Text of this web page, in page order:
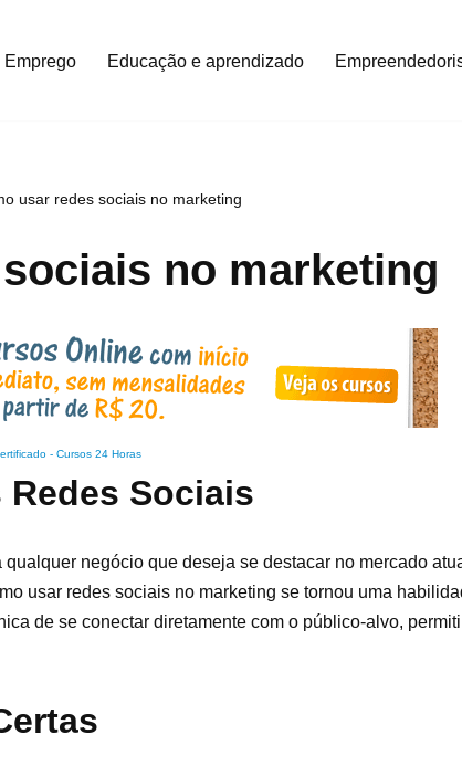
Emprego Educação e aprendizado
usar redes sociais no marketing
no marketing
- Cursos 24 Horas
Sociais
negócio que deseja se destacar no mercado
usar redes sociais no marketing se tornou uma
de se conectar diretamente com o público-alvo,